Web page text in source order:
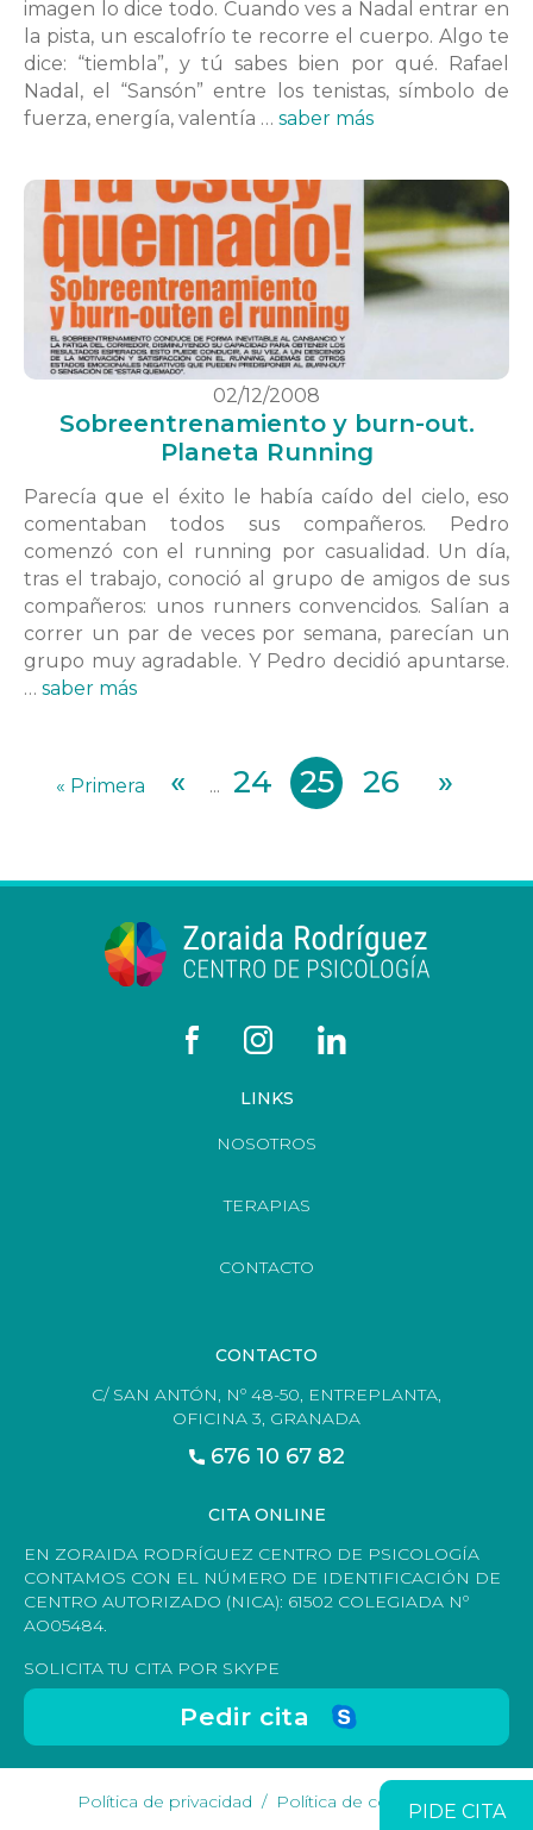
PIDE CITA
imagen lo dice todo. Cuando ves a Nadal entrar en
la pista, un escalofrío te recorre el cuerpo. Algo te
dice: “tiembla”, y tú sabes bien por qué. Rafael
Nadal, el “Sansón” entre los tenistas, símbolo de
fuerza, energía, valentía … saber más
02/12/2008
Sobreentrenamiento y burn-out.
Planeta Running
Parecía que el éxito le había caído del cielo, eso
comentaban todos sus compañeros. Pedro
comenzó con el running por casualidad. Un día,
tras el trabajo, conoció al grupo de amigos de sus
compañeros: unos runners convencidos. Salían a
correr un par de veces por semana, parecían un
grupo muy agradable. Y Pedro decidió apuntarse.
… saber más
« Primera « ... 24 25 26 »
LINKS
NOSOTROS
TERAPIAS
CONTACTO
CONTACTO
C/ SAN ANTÓN, Nº 48-50, ENTREPLANTA,
OFICINA 3, GRANADA
676 10 67 82
CITA ONLINE
EN ZORAIDA RODRÍGUEZ CENTRO DE PSICOLOGÍA
CONTAMOS CON EL NÚMERO DE IDENTIFICACIÓN DE
CENTRO AUTORIZADO (NICA): 61502 COLEGIADA Nº
AO05484.
SOLICITA TU CITA POR SKYPE
Pedir cita
Política de privacidad
Política de cookies